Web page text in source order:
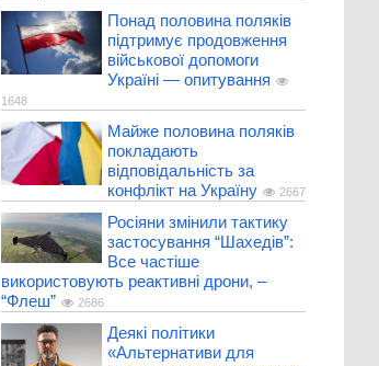
Понад половина поляків
підтримує продовження
військової допомоги
Україні — опитування
1648
Майже половина поляків
покладають
відповідальність за
конфлікт на Україну
2667
Росіяни змінили тактику
застосування “Шахедів”:
Все частіше
використовують реактивні дрони, –
“Флеш”
2686
Деякі політики
«Альтернативи для